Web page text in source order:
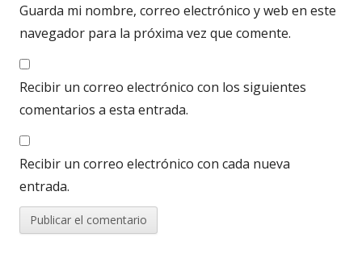
Guarda mi nombre, correo electrónico y web en este
navegador para la próxima vez que comente.
Recibir un correo electrónico con los siguientes
comentarios a esta entrada.
Recibir un correo electrónico con cada nueva
entrada.